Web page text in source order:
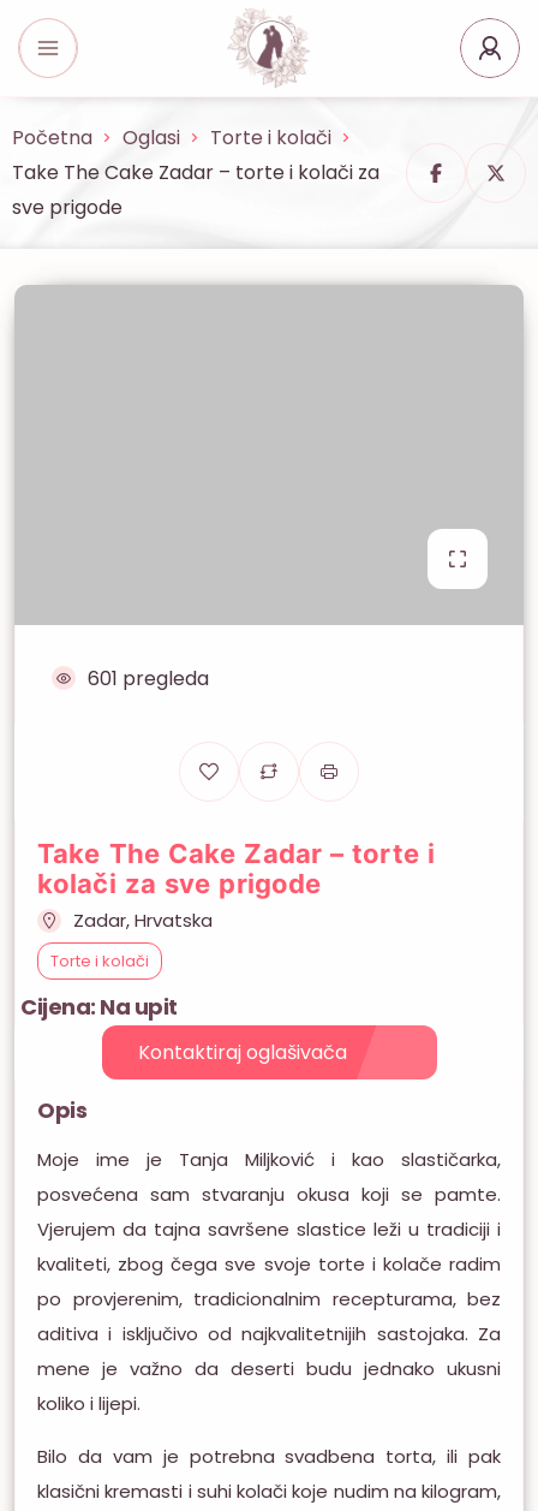
Početna Oglasi
Torte i kolači
Take The Cake Zadar – torte i kolači za
sve prigode
601 pregleda
Take The Cake Zadar – torte i
kolači za sve prigode
Zadar, Hrvatska
Torte i kolači
Cijena: Na upit
Kontaktiraj oglašivača
Opis
Moje ime je Tanja Miljković i kao slastičarka,
posvećena sam stvaranju okusa koji se pamte.
Vjerujem da tajna savršene slastice leži u tradiciji i
kvaliteti, zbog čega sve svoje torte i kolače radim
po provjerenim, tradicionalnim recepturama, bez
aditiva i isključivo od najkvalitetnijih sastojaka. Za
mene je važno da deserti budu jednako ukusni
koliko i lijepi.
Bilo da vam je potrebna svadbena torta, ili pak
klasični kremasti i suhi kolači koje nudim na kilogram,